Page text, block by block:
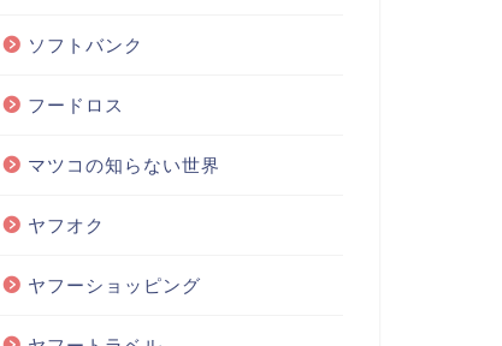
ソフトバンク
フードロス
マツコの知らない世界
ヤフオク
ヤフーショッピング